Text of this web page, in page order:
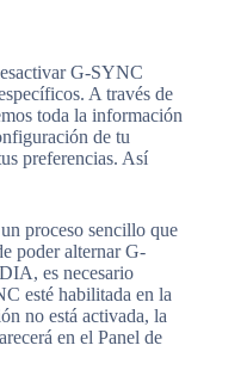
G-SYNC
A través de
toda la información
de tu
preferencias. Así
proceso sencillo que
poder alternar G-
es necesario
esté habilitada en la
no está activada, la
en el Panel de